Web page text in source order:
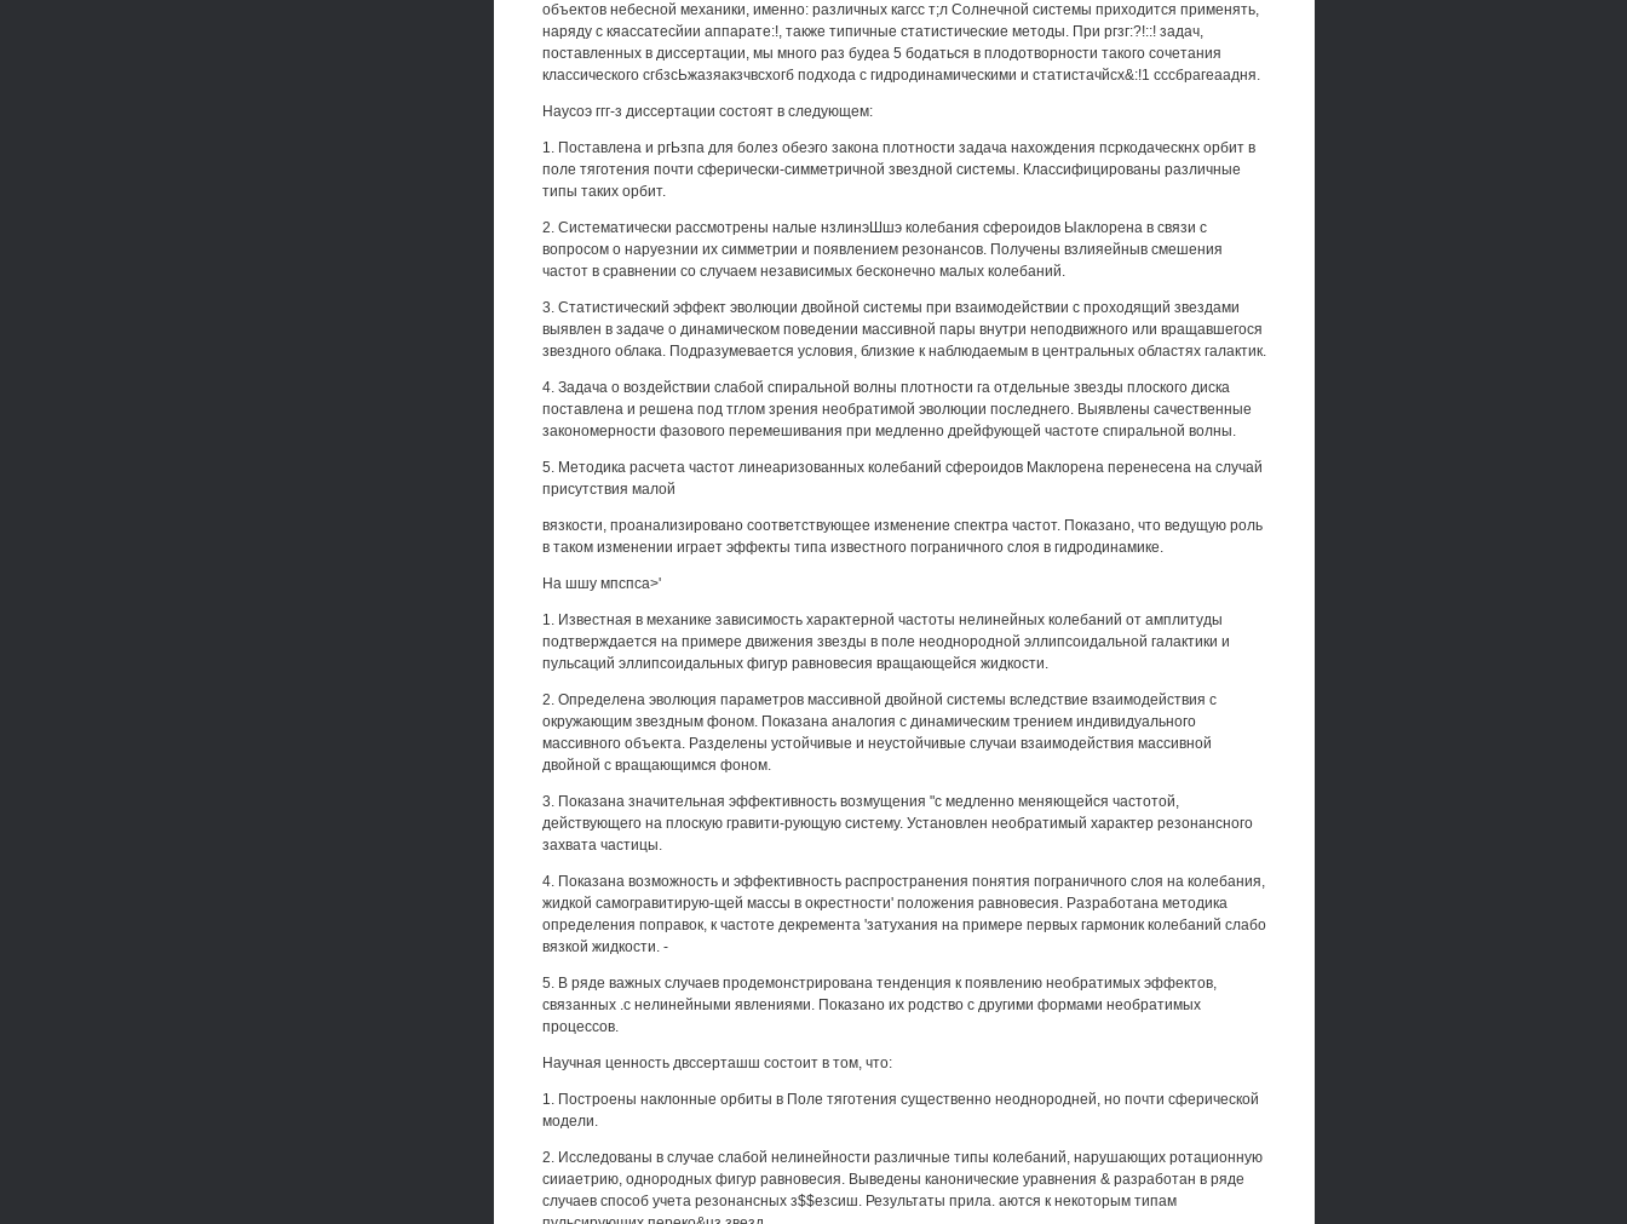
объектов небесной механики, именно: различных кагсс т;л Солнечной системы приходится применять,
наряду с кяассатесйии аппарате:!, также типичные статистические методы. При ргзг:?!::! задач,
поставленных в диссертации, мы много раз будеа 5 бодаться в плодотворности такого сочетания
классического сгбзсЬжазяакзчвсхогб подхода с гидродинамическими и статистачйсх&:!1 сссбрагеаадня.
Наусоэ ггг-з диссертации состоят в следующем:
1. Поставлена и ргЬзпа для болез обеэго закона плотности задача нахождения псркодаческнх орбит в
поле тяготения почти сферически-симметричной звездной системы. Классифицированы различные
типы таких орбит.
2. Систематически рассмотрены налые нзлинэШшэ колебания сфероидов Ыаклорена в связи с
вопросом о наруезнии их симметрии и появлением резонансов. Получены взлияейныв смешения
частот в сравнении со случаем независимых бесконечно малых колебаний.
3. Статистический эффект эволюции двойной системы при взаимодействии с проходящий звездами
выявлен в задаче о динамическом поведении массивной пары внутри неподвижного или вращавшегося
звездного облака. Подразумевается условия, близкие к наблюдаемым в центральных областях галактик.
4. Задача о воздействии слабой спиральной волны плотности га отдельные звезды плоского диска
поставлена и решена под тглом зрения необратимой эволюции последнего. Выявлены сачественные
закономерности фазового перемешивания при медленно дрейфующей частоте спиральной волны.
5. Методика расчета частот линеаризованных колебаний сфероидов Маклорена перенесена на случай
присутствия малой
вязкости, проанализировано соответствующее изменение спектра частот. Показано, что ведущую роль
в таком изменении играет эффекты типа известного пограничного слоя в гидродинамике.
На шшу мпспса>'
1. Известная в механике зависимость характерной частоты нелинейных колебаний от амплитуды
подтверждается на примере движения звезды в поле неоднородной эллипсоидальной галактики и
пульсаций эллипсоидальных фигур равновесия вращающейся жидкости.
2. Определена эволюция параметров массивной двойной системы вследствие взаимодействия с
окружающим звездным фоном. Показана аналогия с динамическим трением индивидуального
массивного объекта. Разделены устойчивые и неустойчивые случаи взаимодействия массивной
двойной с вращающимся фоном.
3. Показана значительная эффективность возмущения "с медленно меняющейся частотой,
действующего на плоскую гравити-рующую систему. Установлен необратимый характер резонансного
захвата частицы.
4. Показана возможность и эффективность распространения понятия пограничного слоя на колебания,
жидкой самогравитирую-щей массы в окрестности' положения равновесия. Разработана методика
определения поправок, к частоте декремента 'затухания на примере первых гармоник колебаний слабо
вязкой жидкости. -
5. В ряде важных случаев продемонстрирована тенденция к появлению необратимых эффектов,
связанных .с нелинейными явлениями. Показано их родство с другими формами необратимых
процессов.
Научная ценность двссерташш состоит в том, что:
1. Построены наклонные орбиты в Поле тяготения существенно неоднородней, но почти сферической
модели.
2. Исследованы в случае слабой нелинейности различные типы колебаний, нарушающих ротационную
сииаетрию, однородных фигур равновесия. Выведены канонические уравнения & разработан в ряде
случаев способ учета резонансных з$$езсиш. Результаты прила. аются к некоторым типам